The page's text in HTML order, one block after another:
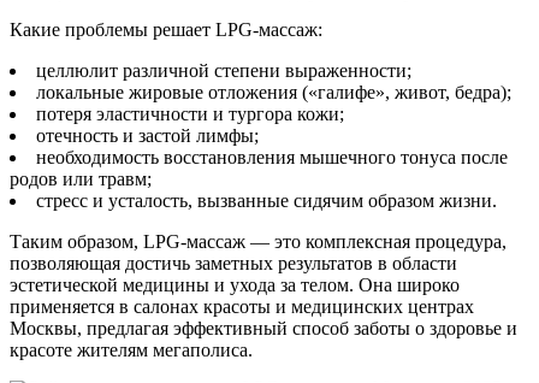
Какие проблемы решает LPG-массаж:
целлюлит различной степени выраженности;
локальные жировые отложения («галифе», живот, бедра);
потеря эластичности и тургора кожи;
отечность и застой лимфы;
необходимость восстановления мышечного тонуса после
родов или травм;
стресс и усталость, вызванные сидячим образом жизни.
Таким образом, LPG-массаж — это комплексная процедура,
позволяющая достичь заметных результатов в области
эстетической медицины и ухода за телом. Она широко
применяется в салонах красоты и медицинских центрах
Москвы, предлагая эффективный способ заботы о здоровье и
красоте жителям мегаполиса.